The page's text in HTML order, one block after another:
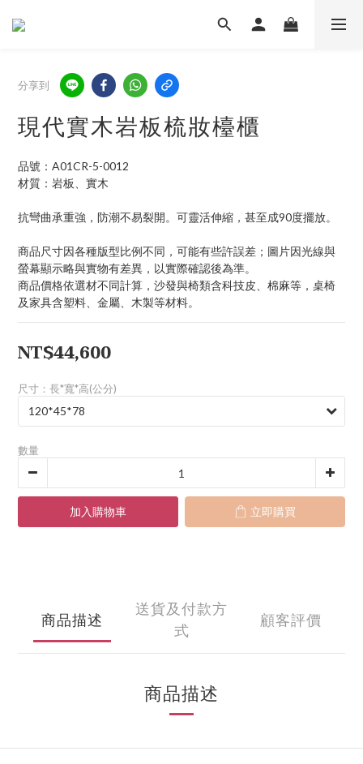
分享到
現代實木岩板梳妝檯櫃
品號：A01CR-5-0012
材質：岩板、實木
抗彎曲承重強，防潮不易裂開。可靈活伸縮，甚至成90度擺放。
商品尺寸因各種版型比例不同，可能有些許誤差；圖片因光線與
螢幕顯示略與實物有差異，以實際確認後為準。
商品價格依選材不同計算，沙發與椅類含科技皮、棉麻等，桌椅
及家具含塑料、金屬、木製等材料。
NT$44,600
尺寸：長*寬*高(公分)
數量
加入購物車 立即購買
商品描述
送貨及付款方
式
顧客評價
商品描述